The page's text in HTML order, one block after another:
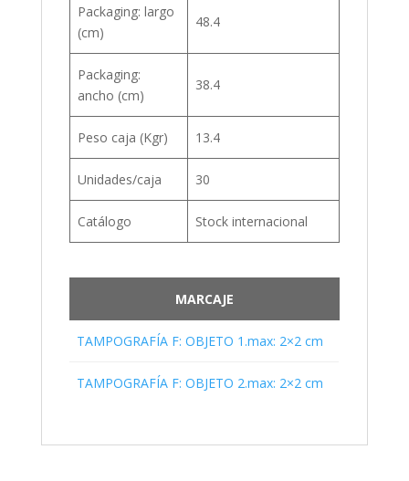
Packaging: largo
(cm)
48.4
Packaging:
ancho (cm)
38.4
Peso caja (Kgr) 13.4
Unidades/caja 30
Catálogo Stock internacional
MARCAJE
TAMPOGRAFÍA F: OBJETO 1.max: 2×2 cm
TAMPOGRAFÍA F: OBJETO 2.max: 2×2 cm